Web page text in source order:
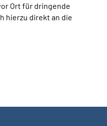
Ort für dringende
hierzu direkt an die